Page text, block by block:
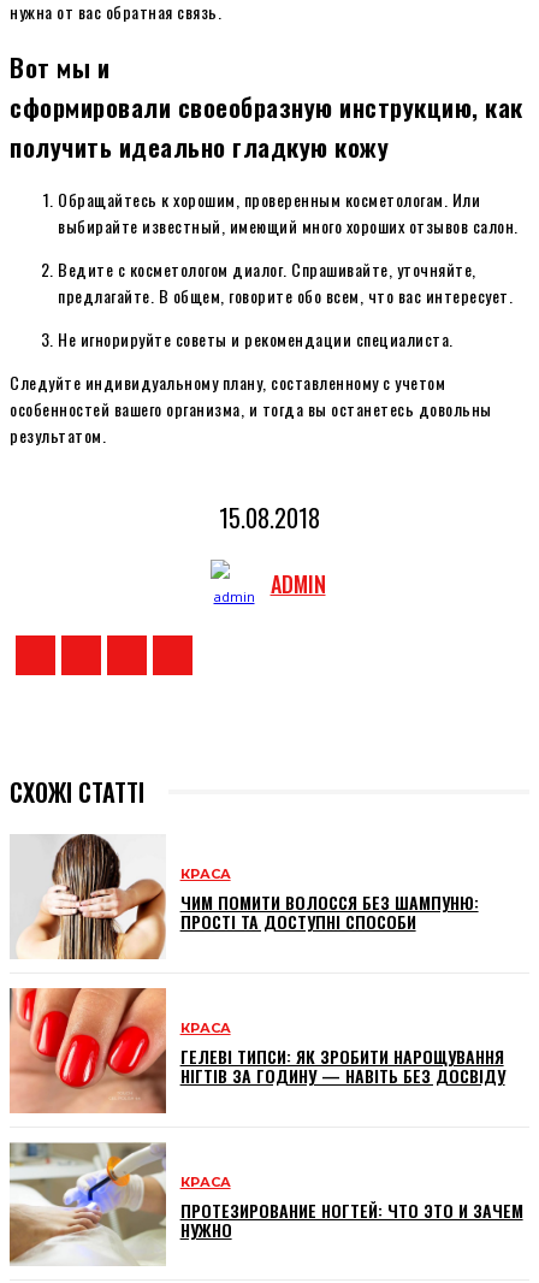
нужна от вас обратная связь.
Вот мы и
сформировали своеобразную инструкцию, как
получить идеально гладкую кожу
Обращайтесь к хорошим, проверенным косметологам. Или
выбирайте известный, имеющий много хороших отзывов салон.
Ведите с косметологом диалог. Спрашивайте, уточняйте,
предлагайте. В общем, говорите обо всем, что вас интересует.
Не игнорируйте советы и рекомендации специалиста.
Следуйте индивидуальному плану, составленному с учетом
особенностей вашего организма, и тогда вы останетесь довольны
результатом.
15.08.2018
ADMIN
СХОЖІ СТАТТІ
КРАСА
ЧИМ ПОМИТИ ВОЛОССЯ БЕЗ ШАМПУНЮ:
ПРОСТІ ТА ДОСТУПНІ СПОСОБИ
КРАСА
ГЕЛЕВІ ТИПСИ: ЯК ЗРОБИТИ НАРОЩУВАННЯ
НІГТІВ ЗА ГОДИНУ — НАВІТЬ БЕЗ ДОСВІДУ
КРАСА
ПРОТЕЗИРОВАНИЕ НОГТЕЙ: ЧТО ЭТО И ЗАЧЕМ
НУЖНО